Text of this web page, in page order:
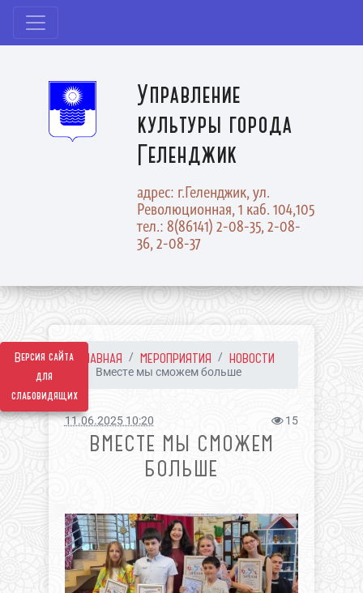
Версия сайта
для
слабовидящих
Управление
культуры города
Геленджик
адрес: г.Геленджик, ул.
Революционная, 1 каб. 104,105
тел.: 8(86141) 2-08-35, 2-08-
36, 2-08-37
ГЛАВНАЯ МЕРОПРИЯТИЯ НОВОСТИ
Вместе мы сможем больше
11.06.2025 10:20 15
ВМЕСТЕ МЫ СМОЖЕМ
БОЛЬШЕ